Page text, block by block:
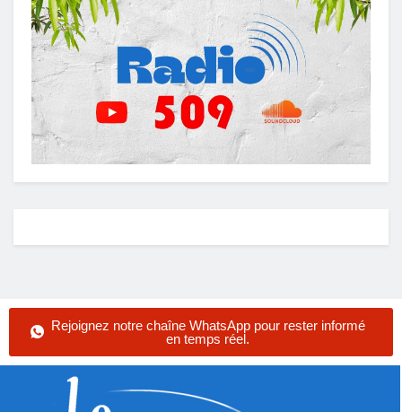
Rejoignez notre chaîne WhatsApp pour rester informé
en temps réel.